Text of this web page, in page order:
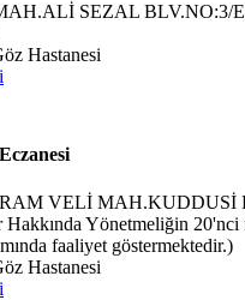
SEZAL BLV.NO:3/
Hastanesi
VELİ MAH.KUDDUSİ
Hakkında Yönetmeliğin 20'nci
faaliyet göstermektedir.)
Hastanesi